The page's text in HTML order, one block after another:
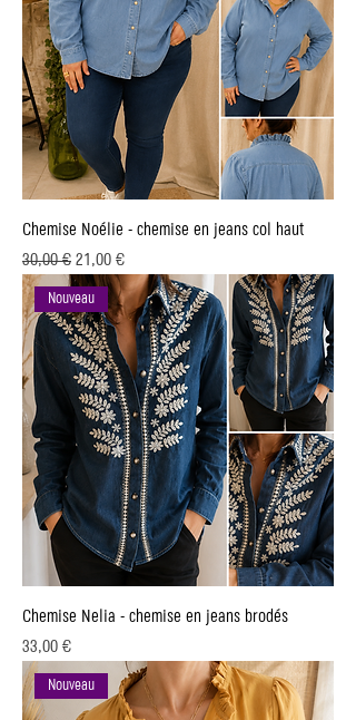
Chemise Noélie - chemise en jeans col haut
Prix original
30,00 € Prix promotionnel
21,00 €
Nouveau
Chemise Nelia - chemise en jeans brodés
Prix
33,00 €
Nouveau